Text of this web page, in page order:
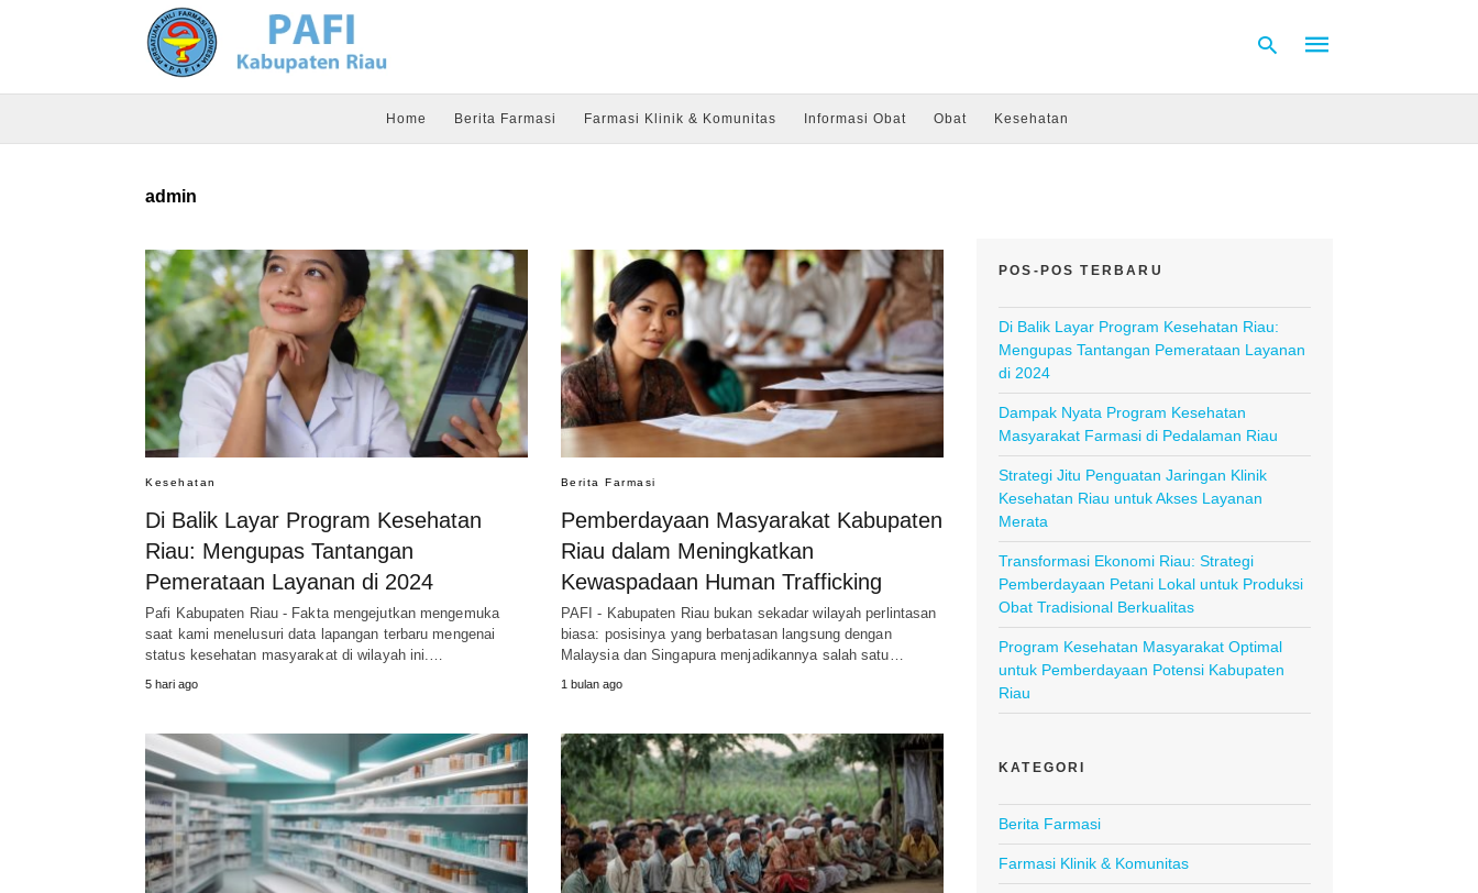
Home Berita Farmasi Farmasi Klinik & Komunitas Informasi Obat Obat Kesehatan
admin
Kesehatan
Di Balik Layar Program Kesehatan
Riau: Mengupas Tantangan
Pemerataan Layanan di 2024
Pafi Kabupaten Riau - Fakta mengejutkan mengemuka
saat kami menelusuri data lapangan terbaru mengenai
status kesehatan masyarakat di wilayah ini.…
5 hari ago
Berita Farmasi
Pemberdayaan Masyarakat Kabupaten
Riau dalam Meningkatkan
Kewaspadaan Human Trafficking
PAFI - Kabupaten Riau bukan sekadar wilayah perlintasan
biasa: posisinya yang berbatasan langsung dengan
Malaysia dan Singapura menjadikannya salah satu…
1 bulan ago
POS-POS TERBARU
Di Balik Layar Program Kesehatan Riau:
Mengupas Tantangan Pemerataan Layanan
di 2024
Dampak Nyata Program Kesehatan
Masyarakat Farmasi di Pedalaman Riau
Strategi Jitu Penguatan Jaringan Klinik
Kesehatan Riau untuk Akses Layanan
Merata
Transformasi Ekonomi Riau: Strategi
Pemberdayaan Petani Lokal untuk Produksi
Obat Tradisional Berkualitas
Program Kesehatan Masyarakat Optimal
untuk Pemberdayaan Potensi Kabupaten
Riau
KATEGORI
Berita Farmasi
Farmasi Klinik & Komunitas